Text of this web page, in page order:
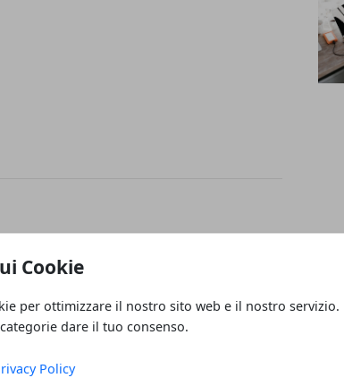
Cookie
per ottimizzare il nostro sito web e il nostro servizio.
dare il tuo consenso.
Policy